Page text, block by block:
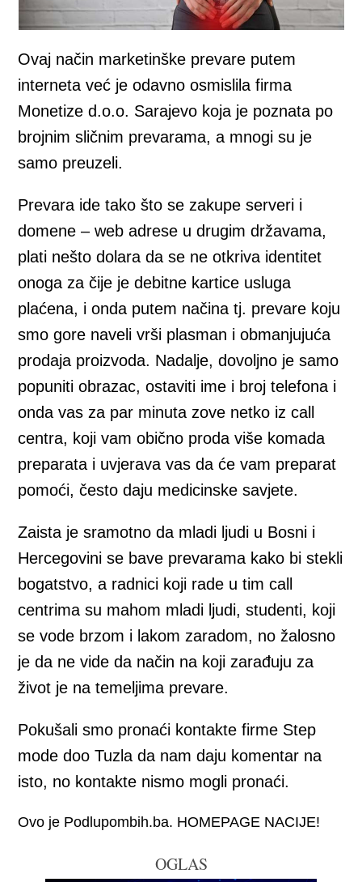
Ovaj način marketinške prevare putem
interneta već je odavno osmislila firma
Monetize d.o.o. Sarajevo koja je poznata po
brojnim sličnim prevarama, a mnogi su je
samo preuzeli.
Prevara ide tako što se zakupe serveri i
domene – web adrese u drugim državama,
plati nešto dolara da se ne otkriva identitet
onoga za čije je debitne kartice usluga
plaćena, i onda putem načina tj. prevare koju
smo gore naveli vrši plasman i obmanjujuća
prodaja proizvoda. Nadalje, dovoljno je samo
popuniti obrazac, ostaviti ime i broj telefona i
onda vas za par minuta zove netko iz call
centra, koji vam obično proda više komada
preparata i uvjerava vas da će vam preparat
pomoći, često daju medicinske savjete.
Zaista je sramotno da mladi ljudi u Bosni i
Hercegovini se bave prevarama kako bi stekli
bogatstvo, a radnici koji rade u tim call
centrima su mahom mladi ljudi, studenti, koji
se vode brzom i lakom zaradom, no žalosno
je da ne vide da način na koji zarađuju za
život je na temeljima prevare.
Pokušali smo pronaći kontakte firme Step
mode doo Tuzla da nam daju komentar na
isto, no kontakte nismo mogli pronaći.
Ovo je Podlupombih.ba. HOMEPAGE NACIJE!
OGLAS